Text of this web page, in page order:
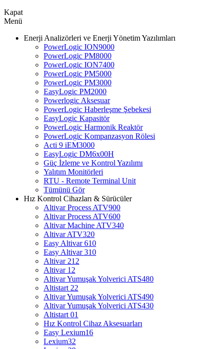
Kapat
Menü
Enerji Analizörleri ve Enerji Yönetim Yazılımları
PowerLogic ION9000
PowerLogic PM8000
PowerLogic ION7400
PowerLogic PM5000
PowerLogic PM3000
EasyLogic PM2000
Powerlogic Aksesuar
PowerLogic Haberleşme Şebekesi
EasyLogic Kapasitör
PowerLogic Harmonik Reaktör
PowerLogic Kompanzasyon Rölesi
Acti 9 iEM3000
EasyLogic DM6x00H
Güç İzleme ve Kontrol Yazılımı
Yalıtım Monitörleri
RTU - Remote Terminal Unit
Tümünü Gör
Hız Kontrol Cihazları & Sürücüler
Altivar Process ATV900
Altivar Process ATV600
Altivar Machine ATV340
Altivar ATV320
Easy Altivar 610
Easy Altivar 310
Altivar 212
Altivar 12
Altivar Yumuşak Yolverici ATS480
Altistart 22
Altivar Yumuşak Yolverici ATS490
Altivar Yumuşak Yolverici ATS430
Altistart 01
Hız Kontrol Cihaz Aksesuarları
Easy Lexium16
Lexium32